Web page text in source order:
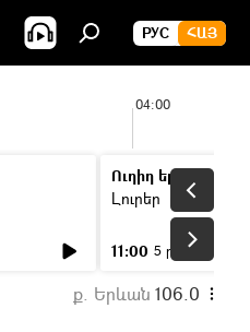
РУС ՀԱՅ
04:00
Ուղիղ եթեր
Լուրեր
11:00 5 ր
ք. Երևան 106.0